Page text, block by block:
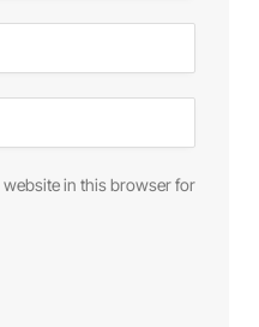
website in this browser for